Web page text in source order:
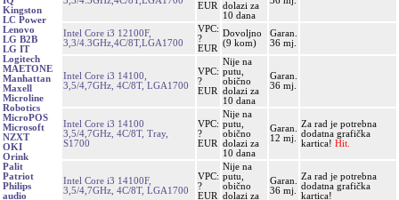
Kingston
LC Power
Lenovo
LG B2B
LG IT
Logitech
MAETONE
Manhattan
Maxell
Microline
Robotics
MicroPOS
Microsoft
NZXT
OKI
Orink
Palit
Patriot
Philips
audio
EUR
dolazi za
10 dana
Intel Core i3 12100F,
3,3/4.3GHz,4C/8T,LGA1700
VPC:
?
EUR
Dovoljno
(9 kom)
Garan.
36 mj.
Intel Core i3 14100,
3,5/4,7GHz, 4C/8T, LGA1700
VPC:
?
EUR
Nije na
putu,
obično
dolazi za
10 dana
Garan.
36 mj.
Intel Core i3 14100
3,5/4,7GHz, 4C/8T, Tray,
S1700
VPC:
?
EUR
Nije na
putu,
obično
dolazi za
10 dana
Garan.
12 mj.
Za rad je potrebna
dodatna grafička
kartica! Hit.
Intel Core i3 14100F,
3,5/4,7GHz, 4C/8T, LGA1700
VPC:
?
EUR
Nije na
putu,
obično
dolazi za
Garan.
36 mj.
Za rad je potrebna
dodatna grafička
kartica!